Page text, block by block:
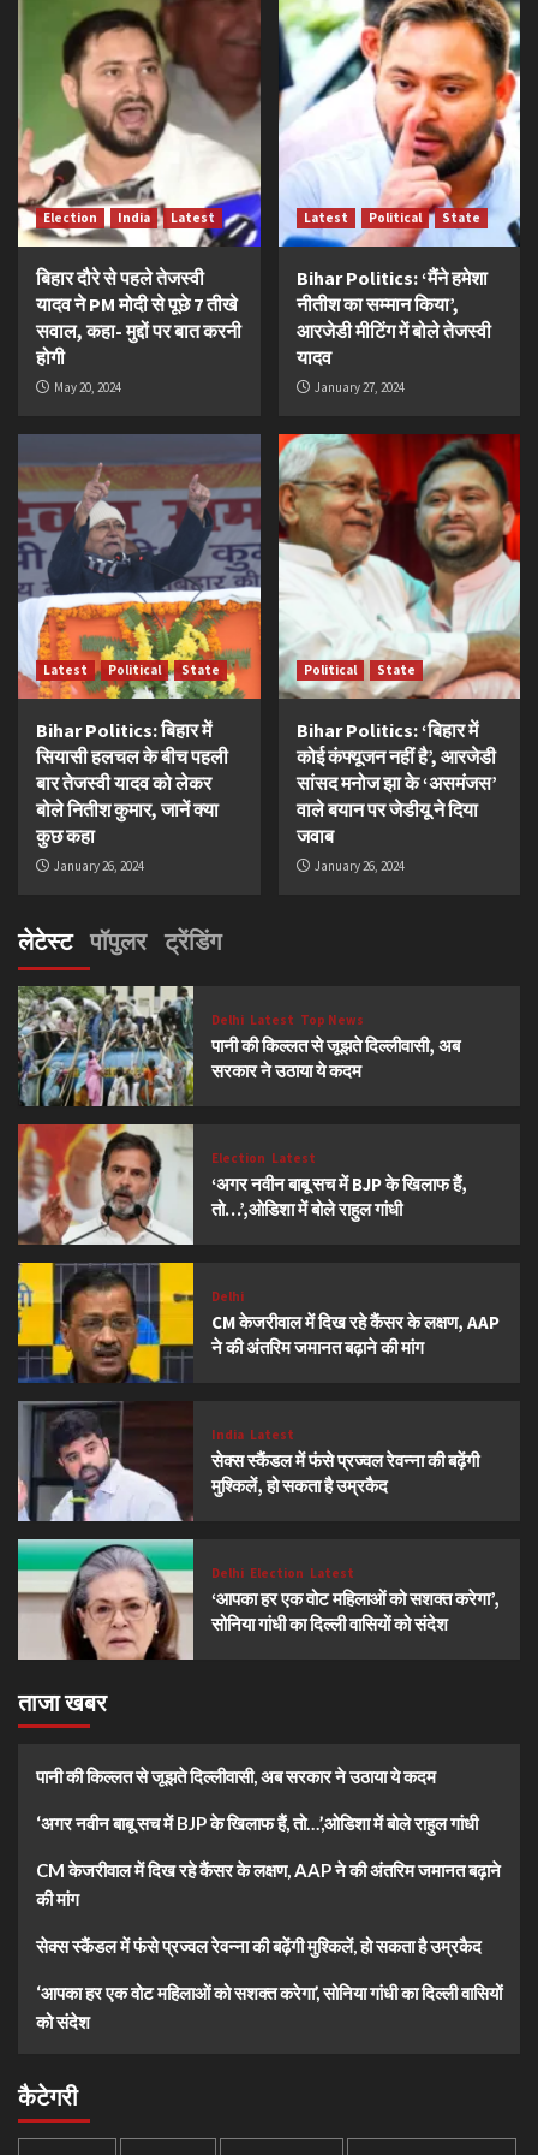
Election India Latest
बिहार दौरे से पहले तेजस्वी
यादव ने PM मोदी से पूछे 7 तीखे
सवाल, कहा- मुद्दों पर बात करनी
होगी
May 20, 2024
Latest Political State
Bihar Politics: ‘मैंने हमेशा
नीतीश का सम्मान किया’,
आरजेडी मीटिंग में बोले तेजस्वी
यादव
January 27, 2024
Latest Political State
Bihar Politics: बिहार में
सियासी हलचल के बीच पहली
बार तेजस्वी यादव को लेकर
बोले नितीश कुमार, जानें क्या
कुछ कहा
January 26, 2024
Political State
Bihar Politics: ‘बिहार में
कोई कंफ्यूजन नहीं है’, आरजेडी
सांसद मनोज झा के ‘असमंजस’
वाले बयान पर जेडीयू ने दिया
जवाब
January 26, 2024
लेटेस्ट पॉपुलर ट्रेंडिंग
Delhi Latest Top News
पानी की किल्लत से जूझते दिल्लीवासी, अब
सरकार ने उठाया ये कदम
Election Latest
‘अगर नवीन बाबू सच में BJP के खिलाफ हैं,
तो…’,ओडिशा में बोले राहुल गांधी
Delhi
CM केजरीवाल में दिख रहे कैंसर के लक्षण, AAP
ने की अंतरिम जमानत बढ़ाने की मांग
India Latest
सेक्स स्कैंडल में फंसे प्रज्वल रेवन्ना की बढ़ेंगी
मुश्किलें, हो सकता है उम्रकैद
Delhi Election Latest
‘आपका हर एक वोट महिलाओं को सशक्त करेगा’,
सोनिया गांधी का दिल्ली वासियों को संदेश
ताजा खबर
पानी की किल्लत से जूझते दिल्लीवासी, अब सरकार ने उठाया ये कदम
‘अगर नवीन बाबू सच में BJP के खिलाफ हैं, तो…’,ओडिशा में बोले राहुल गांधी
CM केजरीवाल में दिख रहे कैंसर के लक्षण, AAP ने की अंतरिम जमानत बढ़ाने
की मांग
सेक्स स्कैंडल में फंसे प्रज्वल रेवन्ना की बढ़ेंगी मुश्किलें, हो सकता है उम्रकैद
‘आपका हर एक वोट महिलाओं को सशक्त करेगा’, सोनिया गांधी का दिल्ली वासियों
को संदेश
कैटेगरी